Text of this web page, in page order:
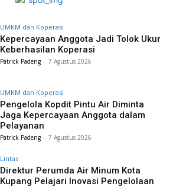
UMKM dan Koperasi
Kepercayaan Anggota Jadi Tolok Ukur
Keberhasilan Koperasi
Patrick Padeng - 7 Agustus 2026
UMKM dan Koperasi
Pengelola Kopdit Pintu Air Diminta
Jaga Kepercayaan Anggota dalam
Pelayanan
Patrick Padeng - 7 Agustus 2026
Lintas
Direktur Perumda Air Minum Kota
Kupang Pelajari Inovasi Pengelolaan